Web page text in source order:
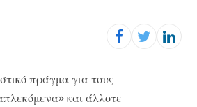
πράγμα για τους
και άλλοτε